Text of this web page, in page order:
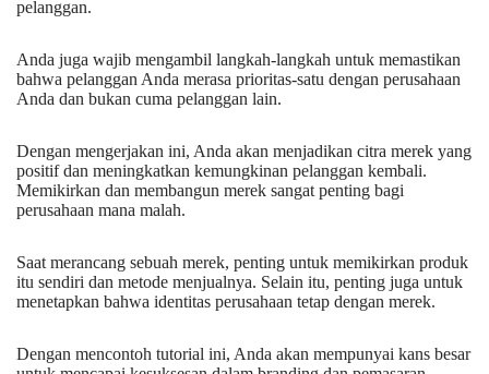
pelanggan.
Anda juga wajib mengambil langkah-langkah untuk memastikan
bahwa pelanggan Anda merasa prioritas-satu dengan perusahaan
Anda dan bukan cuma pelanggan lain.
Dengan mengerjakan ini, Anda akan menjadikan citra merek yang
positif dan meningkatkan kemungkinan pelanggan kembali.
Memikirkan dan membangun merek sangat penting bagi
perusahaan mana malah.
Saat merancang sebuah merek, penting untuk memikirkan produk
itu sendiri dan metode menjualnya. Selain itu, penting juga untuk
menetapkan bahwa identitas perusahaan tetap dengan merek.
Dengan mencontoh tutorial ini, Anda akan mempunyai kans besar